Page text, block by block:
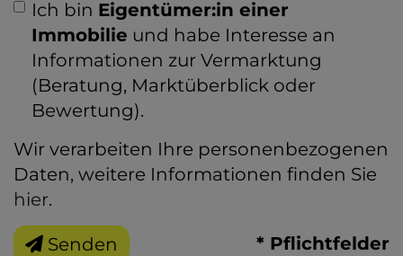
Ich bin Eigentümer:in einer
Immobilie und habe Interesse an
Informationen zur Vermarktung
(Beratung, Marktüberblick oder
Bewertung).
Wir verarbeiten Ihre personenbezogenen
Daten, weitere Informationen finden Sie
hier.
Senden * Pflichtfelder